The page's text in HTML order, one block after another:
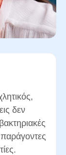
δεν
παράγοντες